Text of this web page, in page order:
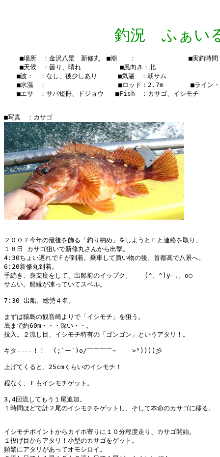
釣況 ふぁい
■場所　：金沢八景　新修丸　■潮　　：　　  　　　　　■実釣時
    ■天候　：曇り、晴れ 　    　　■風向き：北
■波：　：なし、後少しあり　  　■気温　：朝サム
■水温　：    　　　　　  　 　■ロッド：2.7m　　  　■ライン
■エサ　：サバ短冊、ドジョウ   ■Fish　：カサゴ、イシモチ
２００７今年の最後を飾る「釣り納め」をしようとＦと連絡を取り、
１８日 カサゴ狙いで新修丸さんから出撃。
4:30ちょい遅れでＦが到着。乗車して買い物の後、首都高で八景へ。
6:20新修丸到着。
手続き、身支度をして、出船前のイップク。　　(^。^)y-.。o○
サムい。船縁が凍っていてスベル。
7:30 出船。総勢４名。
まずは猿島の観音崎よりで「イシモチ」を狙う。
底まで約60m・・・深い・・。
投入。２流し目、イシモチ特有の「ゴンゴン」というアタリ！。
キタ----！！  (;`ー´)o/￣￣￣￣~    >°))))彡
上げてくると、25cmくらいのイシモチ！
程なく、Ｆもイシモチゲット。
3,4回流してもう１尾追加。
１時間ほどで計２尾のイシモチをゲットし、そして本命のカサゴに移る。
イシモチポイントからカイホ寄りに１０分程度走り、カサゴ開始。
１投げ目からアタリ！小型のカサゴをゲット。
頻繁にアタリがあってオモシロイ。